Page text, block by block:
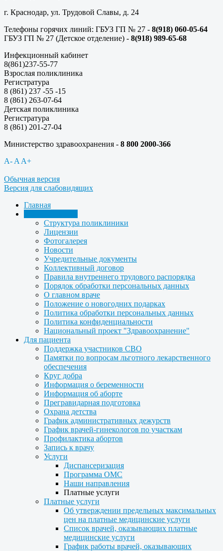
г. Краснодар, ул. Трудовой Славы, д. 24
Телефоны горячих линий: ГБУЗ ГП № 27 - 8(918) 060-05-64
ГБУЗ ГП № 27 (Детское отделение) - 8(918) 989-65-68
Инфекционный кабинет
8(861)237-55-77
Взрослая поликлиника
Регистратура
8 (861) 237 -55 -15
8 (861) 263-07-64
Детская поликлиника
Регистратура
8 (861) 201-27-04
Министерство здравоохранения - 8 800 2000-366
A- A A+
Обычная версия
Версия для слабовидящих
Главная
Структура поликлиники
Лицензии
Фотогалерея
Новости
Учредительные документы
Коллективный договор
Правила внутреннего трудового распорядка
Порядок обработки персональных данных
О главном враче
Положение о новогодних подарках
Политика обработки персональных данных
Политика конфиденциальности
Национальный проект "Здравоохранение"
Для пациента
Поддержка участников СВО
Памятки по вопросам льготного лекарственного
обеспечения
Круг добра
Информация о беременности
Информация об аборте
Прегравидарная подготовка
Охрана детства
График административных дежурств
График врачей-гинекологов по участкам
Профилактика абортов
Запись к врачу
Услуги
Диспансеризация
Программа ОМС
Наши направления
Платные услуги
Платные услуги
Об утверждении предельных максимальных
цен на платные медицинские услуги
Список врачей, оказывающих платные
медицинские услуги
График работы врачей, оказывающих